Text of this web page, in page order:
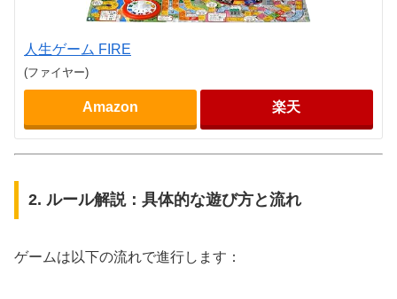
人生ゲーム FIRE
(ファイヤー)
Amazon 楽天
2. ルール解説：具体的な遊び方と流れ
ゲームは以下の流れで進行します：